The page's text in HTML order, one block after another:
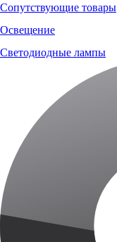
Сопутствующие товары
Освещение
Светодиодные лампы